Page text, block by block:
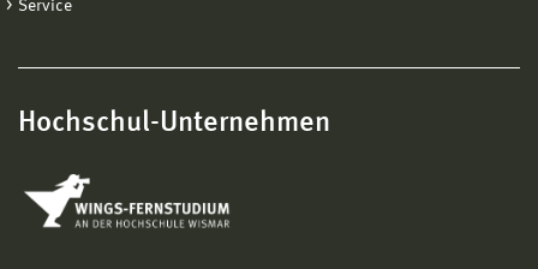
Service
Hochschul-Unternehmen